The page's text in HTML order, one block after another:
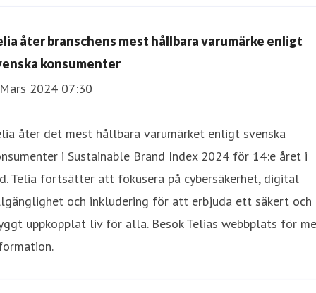
åter branschens mest hållbara varumärke enligt
konsumenter
2024 07:30
åter det mest hållbara varumärket enligt svenska
i Sustainable Brand Index 2024 för 14:e året i
Telia fortsätter att fokusera på cybersäkerhet, digital
och inkludering för att erbjuda ett säkert och
uppkopplat liv för alla. Besök Telias webbplats för